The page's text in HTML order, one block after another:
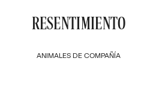
ANIMALES DE COMPAÑÍA
RESENTIMIENTO